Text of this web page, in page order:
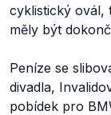
cyklistický ovál,
měly být
Peníze se
divadla,
pobídek pro